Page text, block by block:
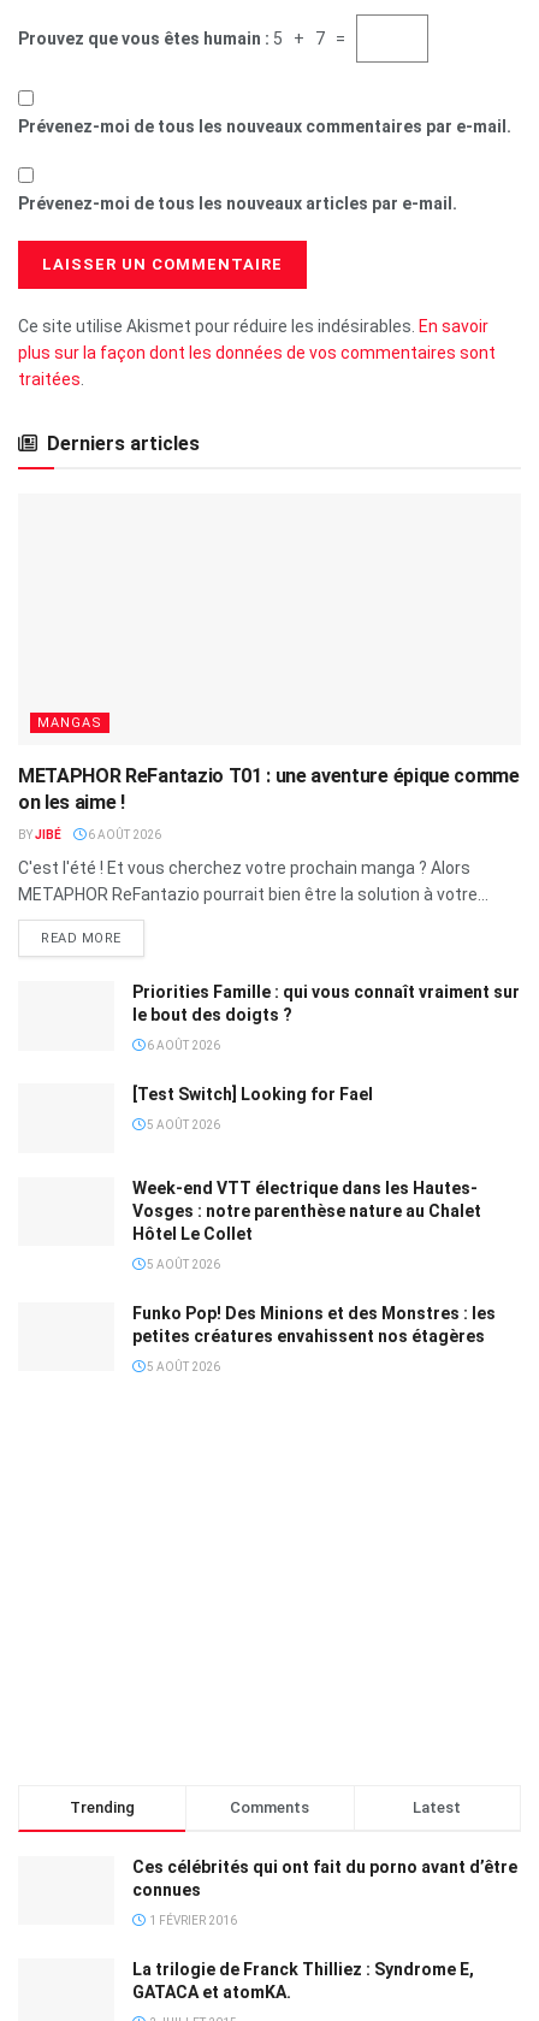
Prouvez que vous êtes humain : 5 + 7 =
Prévenez-moi de tous les nouveaux commentaires par e-mail.
Prévenez-moi de tous les nouveaux articles par e-mail.
Ce site utilise Akismet pour réduire les indésirables. En savoir
plus sur la façon dont les données de vos commentaires sont
traitées
Derniers articles
MANGAS
METAPHOR ReFantazio T01 : une aventure épique comme
on les aime !
BYJIBÉ 6 AOÛT 2026
C'est l'été ! Et vous cherchez votre prochain manga ? Alors
METAPHOR ReFantazio pourrait bien être la solution à votre...
READ MORE
Priorities Famille : qui vous connaît vraiment sur
le bout des doigts ?
6 AOÛT 2026
[Test Switch] Looking for Fael
5 AOÛT 2026
Week-end VTT électrique dans les Hautes-
Vosges : notre parenthèse nature au Chalet
Hôtel Le Collet
5 AOÛT 2026
Funko Pop! Des Minions et des Monstres : les
petites créatures envahissent nos étagères
5 AOÛT 2026
Trending Comments Latest
Ces célébrités qui ont fait du porno avant d’être
connues
1 FÉVRIER 2016
La trilogie de Franck Thilliez : Syndrome E,
GATACA et atomKA.